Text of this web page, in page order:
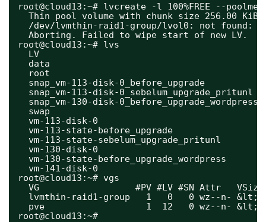
root@cloud13:~# lvcreate -l 100%FREE --
Thin pool volume with chunk size 256.00
/dev/lvmthin-raid1-group/lvol0: not found:
Aborting. Failed to wipe start of new LV.
root@cloud13:~# lvs
LV
data
root
snap_vm-113-disk-
snap_vm-113-disk-
snap_vm-130-disk-
swap
vm-113-disk-0
vm-113-state-before_upgrade
vm-113-state-
vm-130-disk-0
vm-130-state-
vm-141-disk-0
root@cloud13:~# vgs
VG                  #PV #LV #SN Attr
lvmthin-raid1-group   1   0   0 wz--n-
pve                   1  12   0 wz--n-
root@cloud13:~#